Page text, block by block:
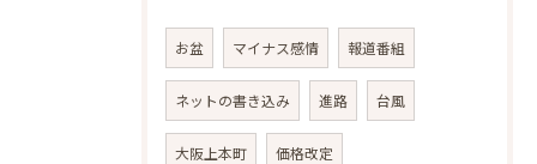
お盆 マイナス感情 報道番組
ネットの書き込み 進路 台風
大阪上本町 価格改定